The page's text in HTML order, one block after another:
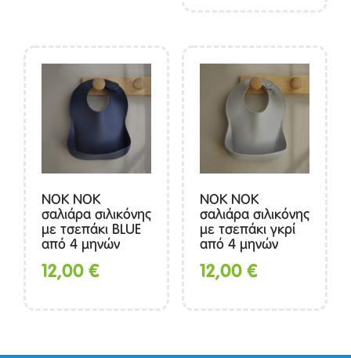
NOK NOK
σαλιάρα σιλικόνης
με τσεπάκι BLUE
από 4 μηνών
12,00€
ΝΟΚ ΝΟΚ
σαλιάρα σιλικόνης
με τσεπάκι γκρί
από 4 μηνών
12,00€